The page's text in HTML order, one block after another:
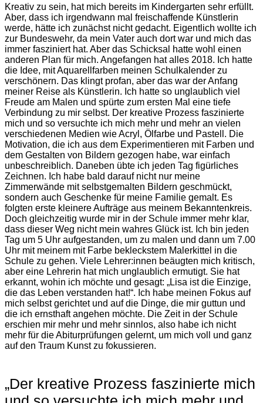
Kreativ zu sein, hat mich bereits im Kindergarten sehr erfüllt.
Aber, dass ich irgendwann mal freischaffende Künstlerin
werde, hätte ich zunächst nicht gedacht. Eigentlich wollte ich
zur Bundeswehr, da mein Vater auch dort war und mich das
immer fasziniert hat. Aber das Schicksal hatte wohl einen
anderen Plan für mich. Angefangen hat alles 2018. Ich hatte
die Idee, mit Aquarellfarben meinen Schulkalender zu
verschönern. Das klingt profan, aber das war der Anfang
meiner Reise als Künstlerin. Ich hatte so unglaublich viel
Freude am Malen und spürte zum ersten Mal eine tiefe
Verbindung zu mir selbst. Der kreative Prozess faszinierte
mich und so versuchte ich mich mehr und mehr an vielen
verschiedenen Medien wie Acryl, Ölfarbe und Pastell. Die
Motivation, die ich aus dem Experimentieren mit Farben und
dem Gestalten von Bildern gezogen habe, war einfach
unbeschreiblich. Daneben übte ich jeden Tag figürliches
Zeichnen. Ich habe bald darauf nicht nur meine
Zimmerwände mit selbstgemalten Bildern geschmückt,
sondern auch Geschenke für meine Familie gemalt. Es
folgten erste kleinere Aufträge aus meinem Bekanntenkreis.
Doch gleichzeitig wurde mir in der Schule immer mehr klar,
dass dieser Weg nicht mein wahres Glück ist. Ich bin jeden
Tag um 5 Uhr aufgestanden, um zu malen und dann um 7.00
Uhr mit meinem mit Farbe bekleckstem Malerkittel in die
Schule zu gehen. Viele Lehrer:innen beäugten mich kritisch,
aber eine Lehrerin hat mich unglaublich ermutigt. Sie hat
erkannt, wohin ich möchte und gesagt: „Lisa ist die Einzige,
die das Leben verstanden hat!“. Ich habe meinen Fokus auf
mich selbst gerichtet und auf die Dinge, die mir guttun und
die ich ernsthaft angehen möchte. Die Zeit in der Schule
erschien mir mehr und mehr sinnlos, also habe ich nicht
mehr für die Abiturprüfungen gelernt, um mich voll und ganz
auf den Traum Kunst zu fokussieren.
„Der kreative Prozess faszinierte mich